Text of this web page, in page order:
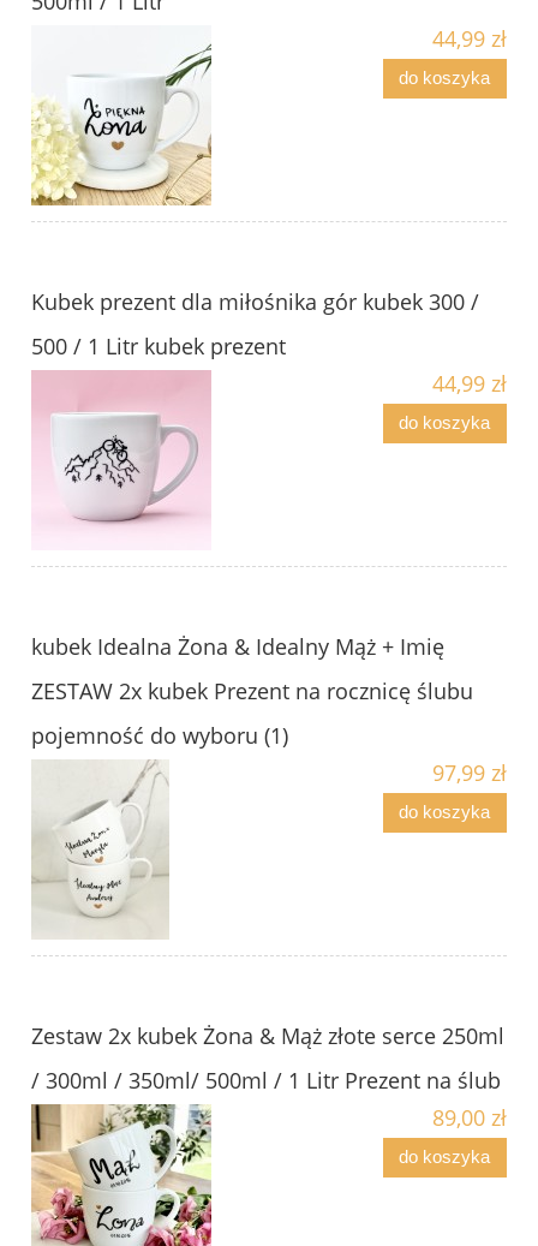
44,99 zł
do koszyka
Kubek prezent dla miłośnika gór kubek 300 /
500 / 1 Litr kubek prezent
44,99 zł
do koszyka
kubek Idealna Żona & Idealny Mąż + Imię
ZESTAW 2x kubek Prezent na rocznicę ślubu
pojemność do wyboru (1)
97,99 zł
do koszyka
Zestaw 2x kubek Żona & Mąż złote serce 250ml
/ 300ml / 350ml/ 500ml / 1 Litr Prezent na ślub
89,00 zł
do koszyka